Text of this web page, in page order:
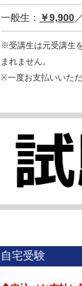
一般生： ￥9,900
※受講生は元受講生
まれません。
※一度お支払いいた
自宅受験